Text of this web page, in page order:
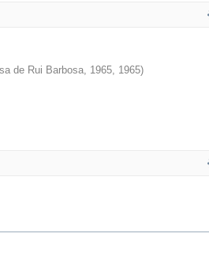
de Rui Barbosa, 1965, 1965)